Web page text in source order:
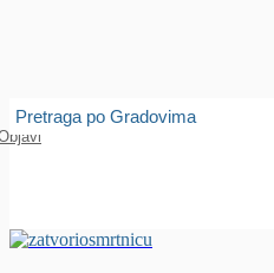
Pretraga po Gradovima